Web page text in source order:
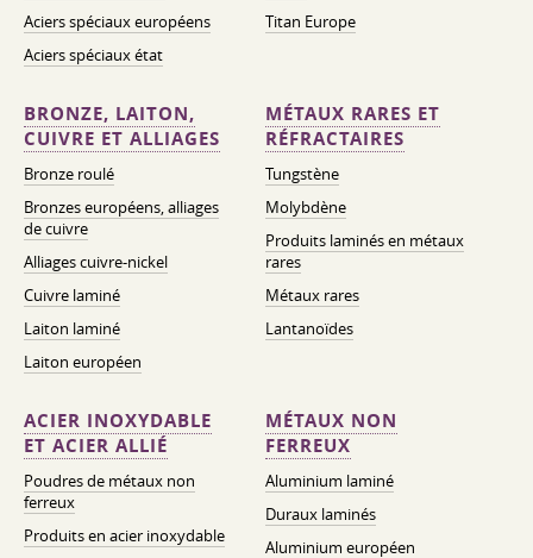
Aciers spéciaux européens
Aciers spéciaux état
Titan Europe
BRONZE, LAITON,
CUIVRE ET ALLIAGES
Bronze roulé
Bronzes européens, alliages
de cuivre
Alliages cuivre-nickel
Cuivre laminé
Laiton laminé
Laiton européen
MÉTAUX RARES ET
RÉFRACTAIRES
Tungstène
Molybdène
Produits laminés en métaux
rares
Métaux rares
Lantanoïdes
ACIER INOXYDABLE
ET ACIER ALLIÉ
Poudres de métaux non
ferreux
Produits en acier inoxydable
MÉTAUX NON
FERREUX
Aluminium laminé
Duraux laminés
Aluminium européen